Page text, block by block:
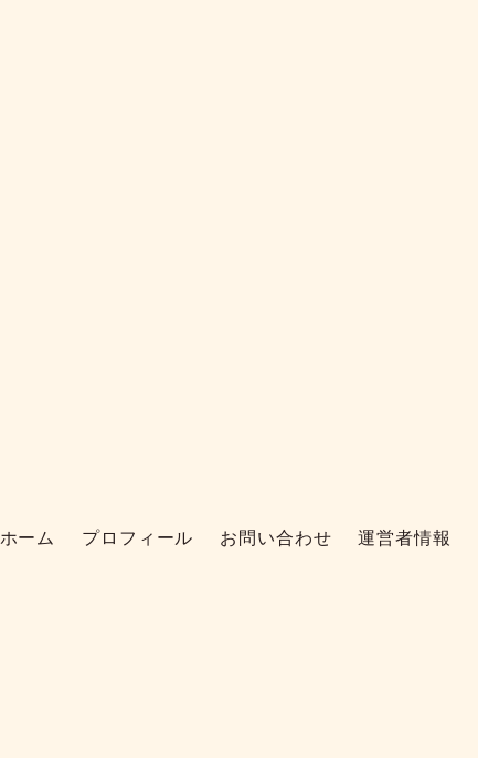
ホーム プロフィール お問い合わせ 運営者情報